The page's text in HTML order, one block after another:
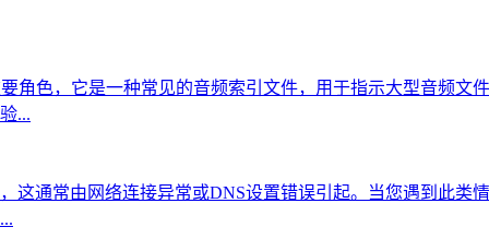
角色，它是一种常见的音频索引文件，用于指示大型音频文
...
这通常由网络连接异常或DNS设置错误引起。当您遇到此类